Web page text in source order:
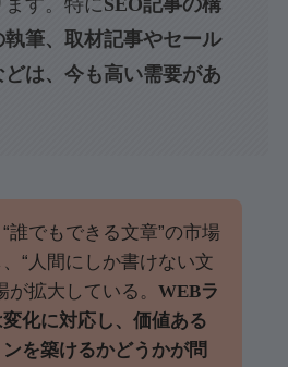
す。特にSEO記事の構
筆、取材記事やセール
は、今も高い需要があ
誰でもできる文章”の市場
“人間にしか書けない文
が拡大している。 WEBラ
化に対応し、価値ある
を築けるかどうかが問